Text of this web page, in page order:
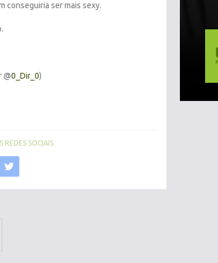
conseguiria ser mais sexy.
@0_Dir_0)
REDES SOCIAIS